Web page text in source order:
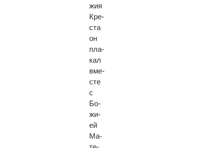
жия
Кре­
ста
он
пла­
кал
вме­
сте
с
Бо­
жи­
ей
Ма­